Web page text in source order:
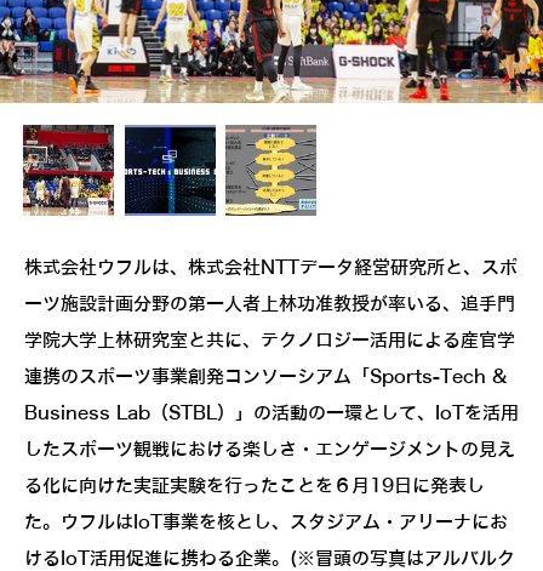
株式会社ウフルは、株式会社NTTデータ経営研究所と、スポ
ーツ施設計画分野の第一人者上林功准教授が率いる、追手門
学院大学上林研究室と共に、テクノロジー活用による産官学
連携のスポーツ事業創発コンソーシアム「Sports-Tech &
Business Lab（STBL）」の活動の一環として、IoTを活用
したスポーツ観戦における楽しさ・エンゲージメントの見え
る化に向けた実証実験を行ったことを６月19日に発表し
た。ウフルはIoT事業を核とし、スタジアム・アリーナにお
けるIoT活用促進に携わる企業。(※冒頭の写真はアルバルク